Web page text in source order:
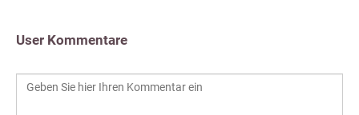
User Kommentare